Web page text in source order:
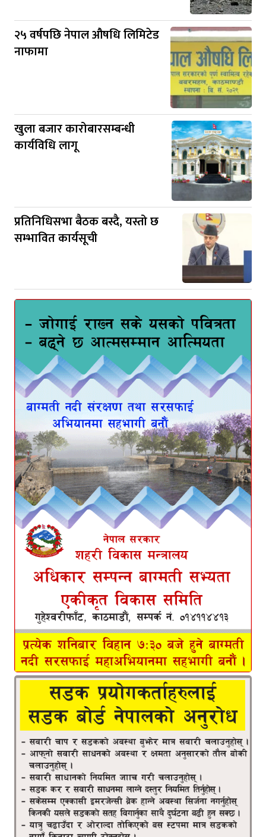
२५ वर्षपछि नेपाल औषधि लिमिटेड
नाफामा
खुला बजार कारोबारसम्बन्धी
कार्यविधि लागू
प्रतिनिधिसभा बैठक बस्दै, यस्तो छ
सम्भावित कार्यसूची